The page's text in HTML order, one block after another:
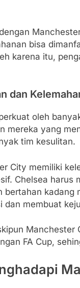
bisa
karena itu,
dan
oleh
mereka yang
tim kesulitan.
City memiliki
Chelsea
bertahan
dan membuat
FA Cup,